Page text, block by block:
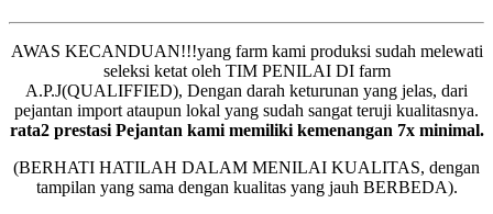
AWAS KECANDUAN!!!yang farm kami produksi sudah melewati
seleksi ketat oleh TIM PENILAI DI farm
A.P.J(QUALIFFIED), Dengan darah keturunan yang jelas, dari
pejantan import ataupun lokal yang sudah sangat teruji kualitasnya.
rata2 prestasi Pejantan kami memiliki kemenangan 7x minimal.
(BERHATI HATILAH DALAM MENILAI KUALITAS, dengan
tampilan yang sama dengan kualitas yang jauh BERBEDA).